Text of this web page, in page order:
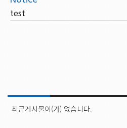
test
최근게시물이(가) 없습니다.